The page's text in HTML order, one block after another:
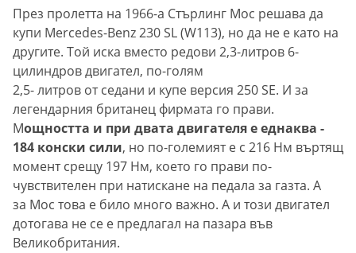
През пролетта на 1966-а Стърлинг Мос решава да
купи Mercedes-Benz 230 SL (W113), но да не е като на
другите. Той иска вместо редови 2,3-литров 6-
цилиндров двигател, по-голям
2,5- литров от седани и купе версия 250 SE. И за
легендарния британец фирмата го прави.
Мощността и при двата двигателя е еднаква -
184 конски сили, но по-големият е с 216 Нм въртящ
момент срещу 197 Нм, което го прави по-
чувствителен при натискане на педала за газта. А
за Мос това е било много важно. А и този двигател
дотогава не се е предлагал на пазара във
Великобритания.